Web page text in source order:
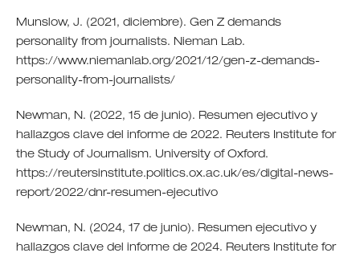
Munslow, J. (2021, diciembre). Gen Z demands
personality from journalists. Nieman Lab.
https://www.niemanlab.org/2021/12/gen-z-demands-
personality-from-journalists/
Newman, N. (2022, 15 de junio). Resumen ejecutivo y
hallazgos clave del informe de 2022. Reuters Institute for
the Study of Journalism. University of Oxford.
https://reutersinstitute.politics.ox.ac.uk/es/digital-news-
report/2022/dnr-resumen-ejecutivo
Newman, N. (2024, 17 de junio). Resumen ejecutivo y
hallazgos clave del informe de 2024. Reuters Institute for